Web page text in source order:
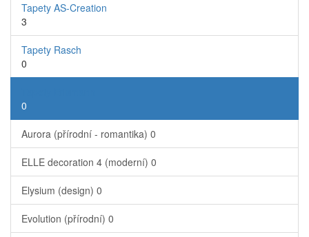
Tapety AS-Creation
3
Tapety Rasch
0
0
Aurora (přírodní - romantika) 0
ELLE decoration 4 (moderní) 0
Elysium (design) 0
Evolution (přírodní) 0